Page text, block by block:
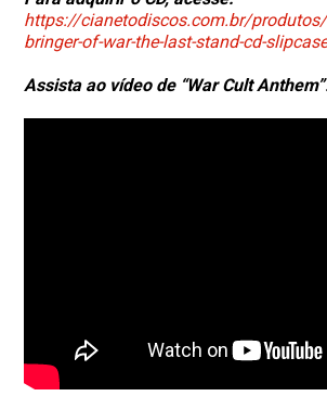
https://cianetodiscos.com.br/
bringer-of-war-the-last-stand-cd-
Assista ao vídeo de “War Cult